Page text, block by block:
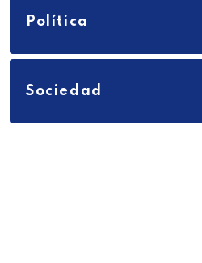
Política
Sociedad